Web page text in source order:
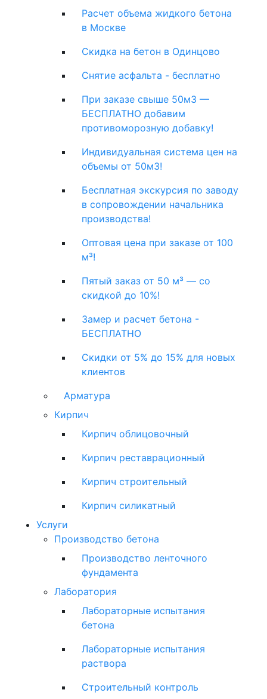
Расчет объема жидкого бетона
в Москве
Скидка на бетон в Одинцово
Снятие асфальта - бесплатно
При заказе свыше 50м3 —
БЕСПЛАТНО добавим
противоморозную добавку!
Индивидуальная система цен на
объемы от 50м3!
Бесплатная экскурсия по заводу
в сопровождении начальника
производства!
Оптовая цена при заказе от 100
м³!
Пятый заказ от 50 м³ — со
скидкой до 10%!
Замер и расчет бетона -
БЕСПЛАТНО
Скидки от 5% до 15% для новых
клиентов
Арматура
Кирпич
Кирпич облицовочный
Кирпич реставрационный
Кирпич строительный
Кирпич силикатный
Услуги
Производство бетона
Производство ленточного
фундамента
Лаборатория
Лабораторные испытания
бетона
Лабораторные испытания
раствора
Строительный контроль